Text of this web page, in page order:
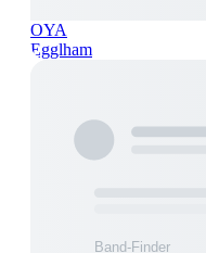
OYA
Egglham